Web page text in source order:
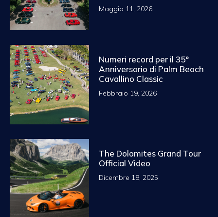
Maggio 11, 2026
Numeri record per il 35°
Anniversario di Palm Beach
Cavallino Classic
Febbraio 19, 2026
The Dolomites Grand Tour
Official Video
Dicembre 18, 2025